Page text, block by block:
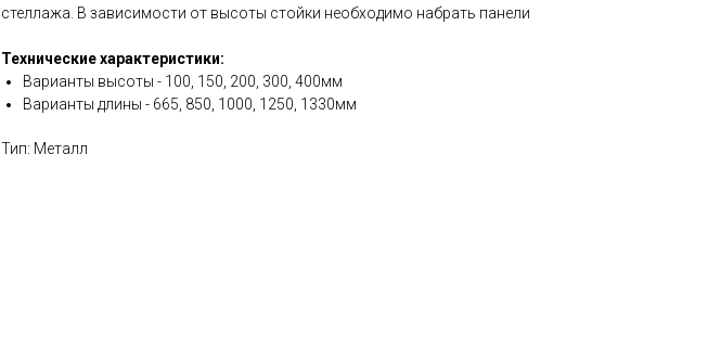
стеллажа. В зависимости от высоты стойки необходимо набрать панели
Технические характеристики:
Варианты высоты - 100, 150, 200, 300, 400мм
Варианты длины - 665, 850, 1000, 1250, 1330мм
Тип: Металл